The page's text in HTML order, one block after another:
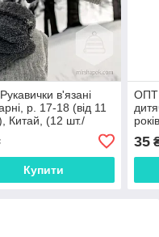
в'язані
р. 17-18 (від 11
Китай, (12 шт./
Купити
ОПТ
35